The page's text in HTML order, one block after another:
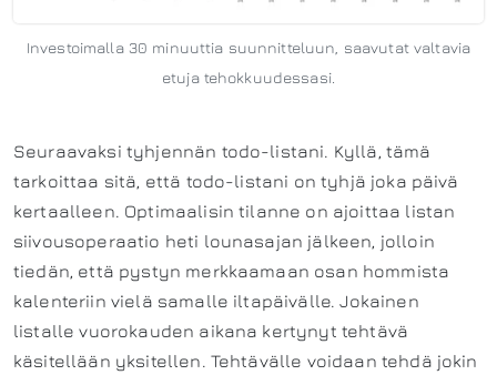
Investoimalla 30 minuuttia suunnitteluun, saavutat valtavia
etuja tehokkuudessasi.
Seuraavaksi tyhjennän todo-listani. Kyllä, tämä
tarkoittaa sitä, että todo-listani on tyhjä joka päivä
kertaalleen. Optimaalisin tilanne on ajoittaa listan
siivousoperaatio heti lounasajan jälkeen, jolloin
tiedän, että pystyn merkkaamaan osan hommista
kalenteriin vielä samalle iltapäivälle. Jokainen
listalle vuorokauden aikana kertynyt tehtävä
käsitellään yksitellen. Tehtävälle voidaan tehdä jokin